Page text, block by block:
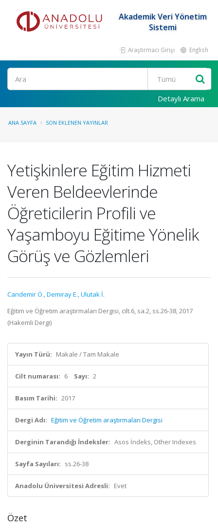
Akademik Veri Yönetim
Sistemi
Araştırmacı Girişi English
Ara
Detaylı Arama
ANA SAYFA SON EKLENEN YAYINLAR
Yetişkinlere Eğitim Hizmeti
Veren Beldeevlerinde
Öğreticilerin Profili ve
Yaşamboyu Eğitime Yönelik
Görüş ve Gözlemleri
Candemir Ö.,Demiray E.,Ulutak İ.
Eğitim ve Öğretim araştırmaları Dergisi, cilt.6, sa.2, ss.26-38, 2017
(Hakemli Dergi)
Yayın Türü: Makale / Tam Makale
Cilt numarası: 6 Sayı: 2
Basım Tarihi: 2017
Dergi Adı: Eğitim ve Öğretim araştırmaları Dergisi
Derginin Tarandığı İndeksler: Asos İndeks, Other Indexes
Sayfa Sayıları: ss.26-38
Anadolu Üniversitesi Adresli: Evet
Özet